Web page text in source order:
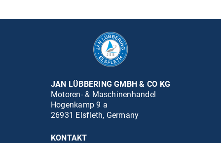
JAN LÜBBERING GMBH & CO KG
Motoren- & Maschinenhandel
Hogenkamp 9 a
26931 Elsfleth, Germany
KONTAKT